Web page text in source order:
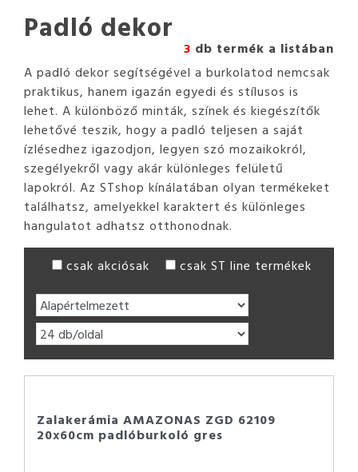
Padló dekor
3 db termék a listában
A padló dekor segítségével a burkolatod nemcsak
praktikus, hanem igazán egyedi és stílusos is
lehet. A különböző minták, színek és kiegészítők
lehetővé teszik, hogy a padló teljesen a saját
ízlésedhez igazodjon, legyen szó mozaikokról,
szegélyekről vagy akár különleges felületű
lapokról. Az STshop kínálatában olyan termékeket
találhatsz, amelyekkel karaktert és különleges
hangulatot adhatsz otthonodnak.
csak akciósak csak ST line termékek
Zalakerámia AMAZONAS ZGD 62109
20x60cm padlóburkoló gres